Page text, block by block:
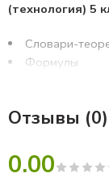
(технология) 5
Словари-
Формулы
6 заданий
Решение
Отзывы (0)
0.00